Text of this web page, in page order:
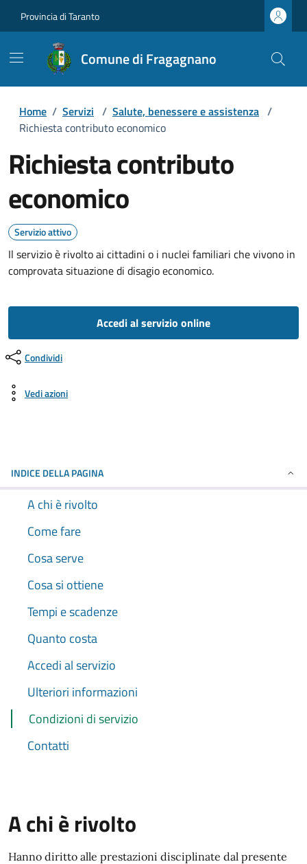
Provincia di Taranto
Comune di Fragagnano
Home / Servizi / Salute, benessere e assistenza /
Richiesta contributo economico
Richiesta contributo
economico
Servizio attivo
Il servizio è rivolto ai cittadini o i nuclei familiari che vivono in
comprovata situazione di disagio economico.
Accedi al servizio online
Condividi
Vedi azioni
INDICE DELLA PAGINA
A chi è rivolto
Come fare
Cosa serve
Cosa si ottiene
Tempi e scadenze
Quanto costa
Accedi al servizio
Ulteriori informazioni
Condizioni di servizio
Contatti
A chi è rivolto
Hanno diritto alle prestazioni disciplinate dal presente